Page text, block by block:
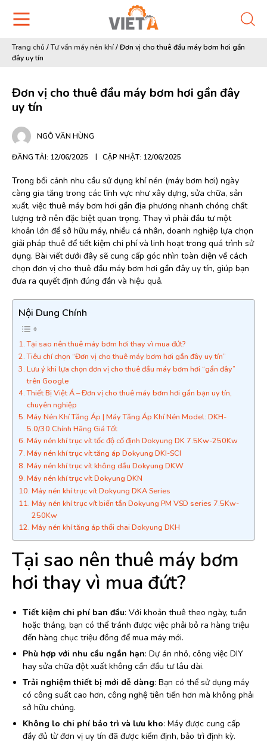
Trang chủ /Tư vấn máy nén khí/Đơn vị cho thuê đầu máy bơm hơi gần
đây uy tín
Đơn vị cho thuê đầu máy bơm hơi gần đây
uy tín
NGÔ VĂN HÙNG
ĐĂNG TẢI: 12/06/2025 CẬP NHẬT: 12/06/2025
Trong bối cảnh nhu cầu sử dụng khí nén (máy bơm hơi) ngày
càng gia tăng trong các lĩnh vực như xây dựng, sửa chữa, sản
xuất, việc thuê máy bơm hơi gần địa phương nhanh chóng chất
lượng trở nên đặc biệt quan trọng. Thay vì phải đầu tư một
khoản lớn để sở hữu máy, nhiều cá nhân, doanh nghiệp lựa chọn
giải pháp thuê để tiết kiệm chi phí và linh hoạt trong quá trình sử
dụng. Bài viết dưới đây sẽ cung cấp góc nhìn toàn diện về cách
chọn đơn vị cho thuê đầu máy bơm hơi gần đây uy tín, giúp bạn
đưa ra quyết định đúng đắn và hiệu quả.
Nội Dung Chính
Tại sao nên thuê máy bơm hơi thay vì mua đứt?
Tiêu chí chọn “Đơn vị cho thuê máy bơm hơi gần đây uy tín”
Lưu ý khi lựa chọn đơn vị cho thuê đầu máy bơm hơi “gần đây”
trên Google
Thiết Bị Việt Á – Đơn vị cho thuê máy bơm hơi gần bạn uy tín,
chuyên nghiệp
Máy Nén Khí Tăng Áp | Máy Tăng Áp Khí Nén Model: DKH-
5.0/30 Chính Hãng Giá Tốt
Máy nén khí trục vít tốc độ cố định Dokyung DK 7.5Kw-250Kw
Máy nén khí trục vít tăng áp Dokyung DKI-SCI
Máy nén khí trục vít không dầu Dokyung DKW
Máy nén khí trục vít Dokyung DKN
Máy nén khí trục vít Dokyung DKA Series
Máy nén khí trục vít biến tần Dokyung PM VSD series 7.5Kw-
250Kw
Máy nén khí tăng áp thổi chai Dokyung DKH
Tại sao nên thuê máy bơm
hơi thay vì mua đứt?
Tiết kiệm chi phí ban đầu: Với khoản thuê theo ngày, tuần
hoặc tháng, bạn có thể tránh được việc phải bỏ ra hàng triệu
đến hàng chục triệu đồng để mua máy mới.
Phù hợp với nhu cầu ngắn hạn: Dự án nhỏ, công việc DIY
hay sửa chữa đột xuất không cần đầu tư lâu dài.
Trải nghiệm thiết bị mới dễ dàng: Bạn có thể sử dụng máy
có công suất cao hơn, công nghệ tiên tiến hơn mà không phải
sở hữu chúng.
Không lo chi phí bảo trì và lưu kho: Máy được cung cấp
đầy đủ từ đơn vị uy tín đã được kiểm định, bảo trì định kỳ.